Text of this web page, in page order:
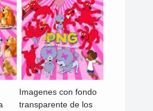
Imagenes con fondo
transparente de los